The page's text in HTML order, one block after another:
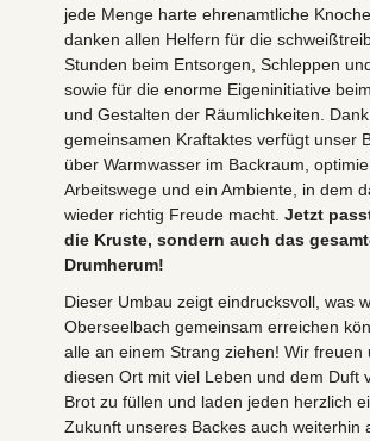
jede Menge harte ehrenamtliche
danken allen Helfern für die
Stunden beim Entsorgen, Schleppen
sowie für die enorme Eigeninitiative
und Gestalten der Räumlichkeiten.
gemeinsamen Kraftaktes verfügt unser
über Warmwasser im Backraum,
Arbeitswege und ein Ambiente, in dem
wieder richtig Freude macht. Jetzt
die Kruste, sondern auch das
Drumherum!
Dieser Umbau zeigt eindrucksvoll, was
Oberseelbach gemeinsam erreichen
alle an einem Strang ziehen! Wir freuen
diesen Ort mit viel Leben und dem Duft
Brot zu füllen und laden jeden herzlich
Zukunft unseres Backes auch weiterhin